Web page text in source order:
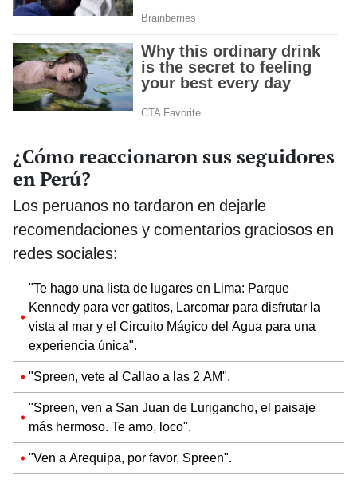
¿Cómo reaccionaron sus seguidores
en Perú?
Los peruanos no tardaron en dejarle
recomendaciones y comentarios graciosos en
redes sociales:
"Te hago una lista de lugares en Lima: Parque
Kennedy para ver gatitos, Larcomar para disfrutar la
vista al mar y el Circuito Mágico del Agua para una
experiencia única".
"Spreen, vete al Callao a las 2 AM".
"Spreen, ven a San Juan de Lurigancho, el paisaje
más hermoso. Te amo, loco".
"Ven a Arequipa, por favor, Spreen".